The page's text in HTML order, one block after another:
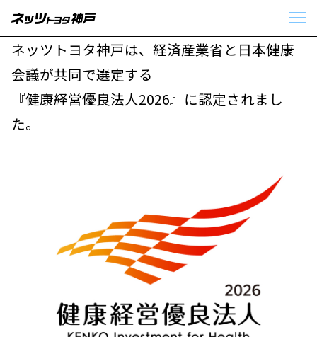
ネッツトヨタ神戸は、経済産業省と日本健康
会議が共同で選定する
『健康経営優良法人2026』に認定されまし
た。